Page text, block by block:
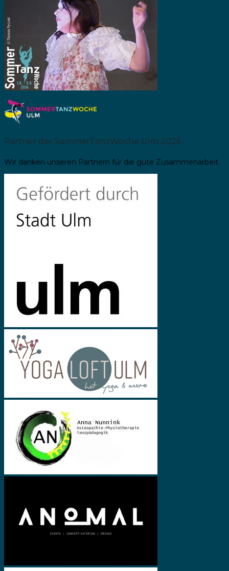
Partner der SommerTanzWoche Ulm 2026
Wir danken unseren Partnern für die gute Zusammenarbeit.